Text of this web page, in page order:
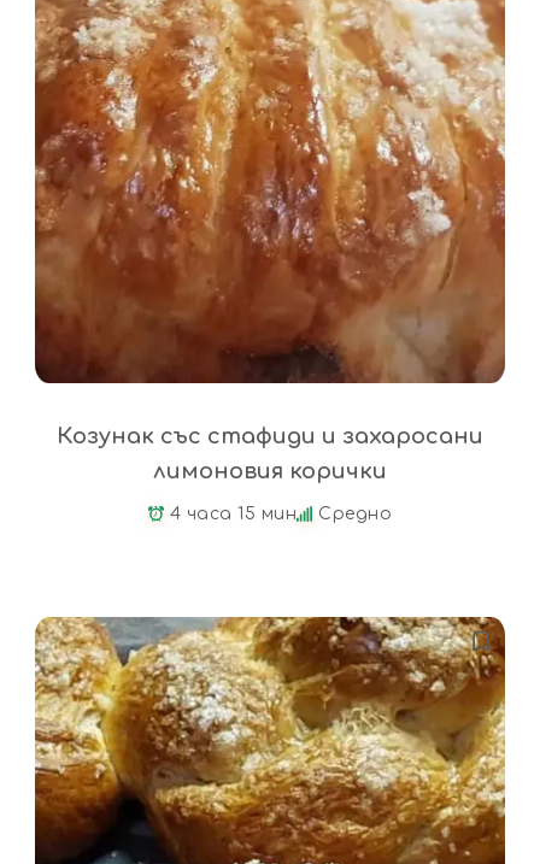
Козунак със стафиди и захаросани
лимоновия корички
4 часа 15 мин Средно